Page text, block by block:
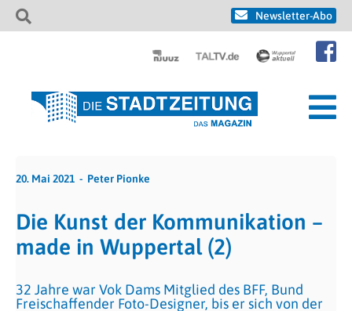
Newsletter-Abo
20. Mai 2021 Peter Pionke
Die Kunst der Kommunikation –
made in Wuppertal (2)
32 Jahre war Vok Dams Mitglied des BFF, Bund
Freischaffender Foto-Designer, bis er sich von der